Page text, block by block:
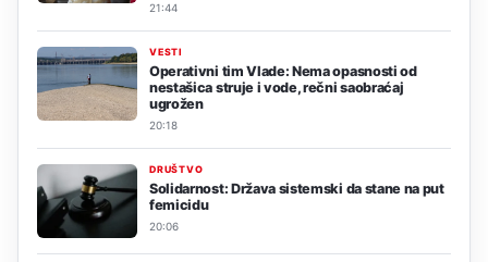
21:44
VESTI
Operativni tim Vlade: Nema opasnosti od
nestašica struje i vode, rečni saobraćaj
ugrožen
20:18
DRUŠTVO
Solidarnost: Država sistemski da stane na put
femicidu
20:06